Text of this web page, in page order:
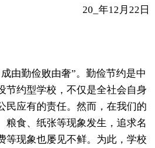
20_年12月22日
由勤俭败由奢”。勤俭节约是中
节约型学校，不仅是全社会自身
民应有的责任。然而，在我们的
粮食、纸张等现象发生，追求名
等现象也屡见不鲜。为此，学校